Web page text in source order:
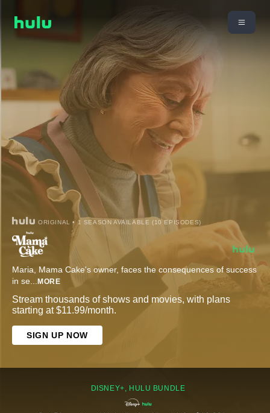
ORIGINAL • 1 SEASON AVAILABLE (10 EPISODES)
Maria, Mama Cake's owner, faces the consequences of success
in se... MORE
Stream thousands of shows and movies, with plans
starting at $11.99/month.
SIGN UP NOW
DISNEY+, HULU BUNDLE